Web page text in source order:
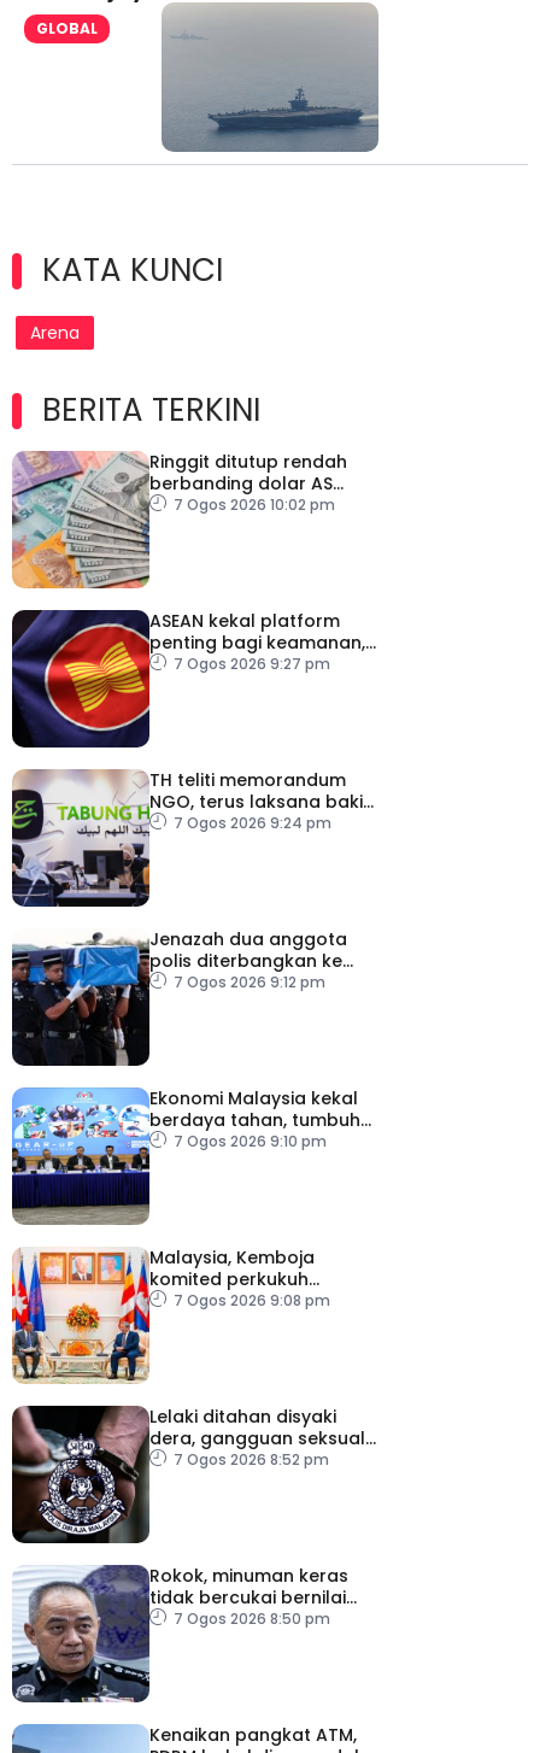
GLOBAL
KATA KUNCI
Arena
BERITA TERKINI
Ringgit ditutup rendah
berbanding dolar AS
menjelang pengumuman
7 Ogos 2026 10:02 pm
ASEAN kekal platform
penting bagi keamanan,
kestabilan serantau –
7 Ogos 2026 9:27 pm
TH teliti memorandum
NGO, terus laksana baki
syor RCI
7 Ogos 2026 9:24 pm
Jenazah dua anggota
polis diterbangkan ke
Kelantan
7 Ogos 2026 9:12 pm
Ekonomi Malaysia kekal
berdaya tahan, tumbuh
5.6 peratus
7 Ogos 2026 9:10 pm
Malaysia, Kemboja
komited perkukuh
kerjasama pertahanan
7 Ogos 2026 9:08 pm
Lelaki ditahan disyaki
dera, gangguan seksual
dua anak kandung
7 Ogos 2026 8:52 pm
Rokok, minuman keras
tidak bercukai bernilai
lebih RM64,000 dirampas
7 Ogos 2026 8:50 pm
Kenaikan pangkat ATM,